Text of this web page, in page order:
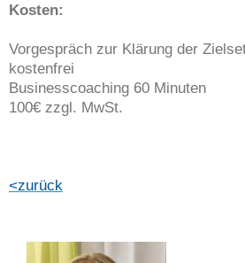
Kosten:
Vorgespräch zur Klärung
kostenfrei
Businesscoaching
100€ zzgl. MwSt.
<zurück